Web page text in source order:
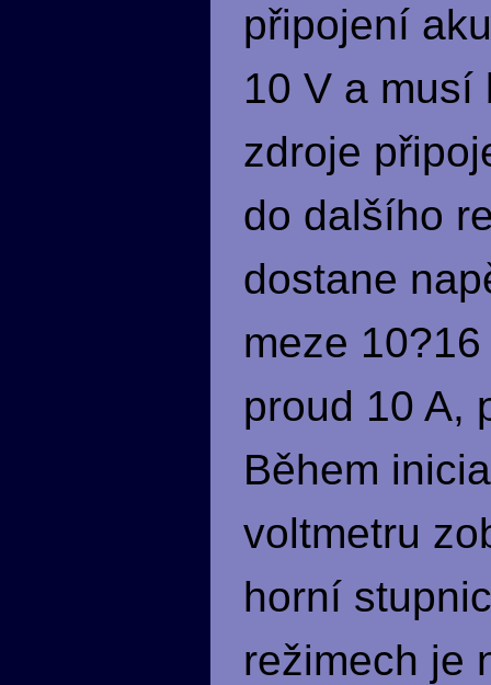
připojení
10 V a musí
zdroje
do dalšího
dostane
meze
proud 10 A,
Během
voltmetru
horní
režimech je